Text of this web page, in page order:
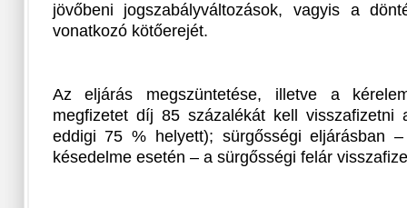
jövőbeni jogszabályváltozások, vagyis a
vonatkozó kötőerejét.
Az eljárás megszüntetése, illetve a
megfizetet díj 85 százalékát kell visszafizetni
eddigi 75 % helyett); sürgősségi eljárásban
késedelme esetén – a sürgősségi felár